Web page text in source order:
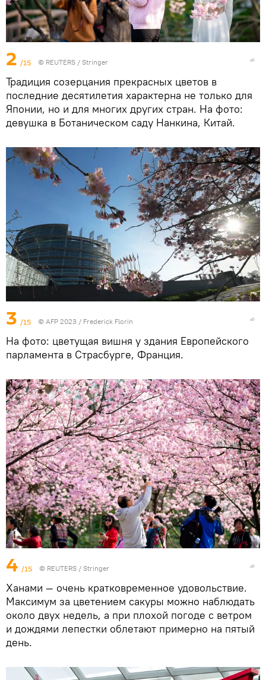
2 /15 © REUTERS / Stringer
Традиция созерцания прекрасных цветов в
последние десятилетия характерна не только для
Японии, но и для многих других стран. На фото:
девушка в Ботаническом саду Нанкина, Китай.
3 /15 © AFP 2023 / Frederick Florin
На фото: цветущая вишня у здания Европейского
парламента в Страсбурге, Франция.
4 /15 © REUTERS / Stringer
Ханами — очень кратковременное удовольствие.
Максимум за цветением сакуры можно наблюдать
около двух недель, а при плохой погоде с ветром
и дождями лепестки облетают примерно на пятый
день.